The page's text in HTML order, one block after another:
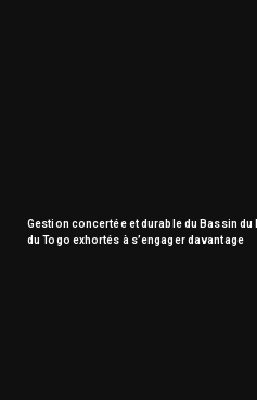
Gestion concertée et durable du Bassin
du Togo exhortés à s’engager davantage